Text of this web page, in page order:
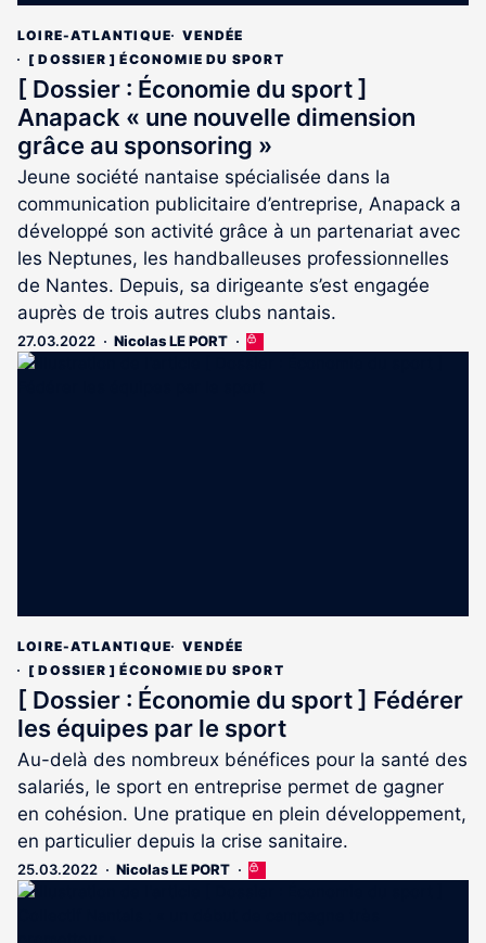
LOIRE-ATLANTIQUE
VENDÉE
[ DOSSIER ] ÉCONOMIE DU SPORT
[ Dossier : Économie du sport ]
Anapack « une nouvelle dimension
grâce au sponsoring »
Jeune société nantaise spécialisée dans la
communication publicitaire d’entreprise, Anapack a
développé son activité grâce à un partenariat avec
les Neptunes, les handballeuses professionnelles
de Nantes. Depuis, sa dirigeante s’est engagée
auprès de trois autres clubs nantais.
27.03.2022 Nicolas LE PORT
Cet
LOIRE-ATLANTIQUE
VENDÉE
[ DOSSIER ] ÉCONOMIE DU SPORT
[ Dossier : Économie du sport ] Fédérer
les équipes par le sport
Au-delà des nombreux bénéfices pour la santé des
salariés, le sport en entreprise permet de gagner
en cohésion. Une pratique en plein développement,
en particulier depuis la crise sanitaire.
25.03.2022 Nicolas LE PORT
Cet